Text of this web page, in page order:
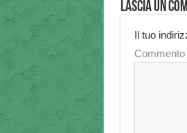
Lascia un
Il tuo
Commento